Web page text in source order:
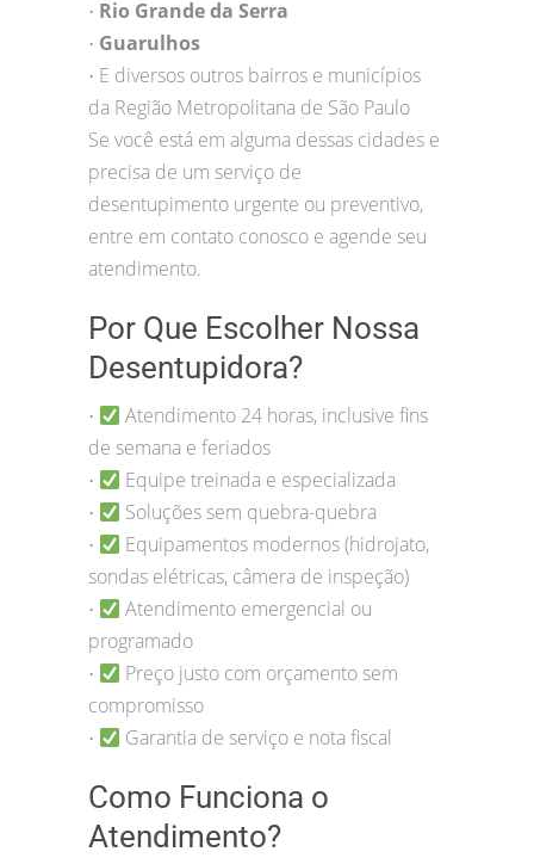
• Rio Grande da Serra
• Guarulhos
• E diversos outros bairros e municípios
da Região Metropolitana de São Paulo
Se você está em alguma dessas cidades e
precisa de um serviço de
desentupimento urgente ou preventivo,
entre em contato conosco e agende seu
atendimento.
Por Que Escolher Nossa
Desentupidora?
•
Atendimento 24 horas, inclusive fins
de semana e feriados
• Equipe treinada e especializada
• Soluções sem quebra-quebra
•
Equipamentos modernos (hidrojato,
sondas elétricas, câmera de inspeção)
•
Atendimento emergencial ou
programado
•
Preço justo com orçamento sem
compromisso
• Garantia de serviço e nota fiscal
Como Funciona o
Atendimento?